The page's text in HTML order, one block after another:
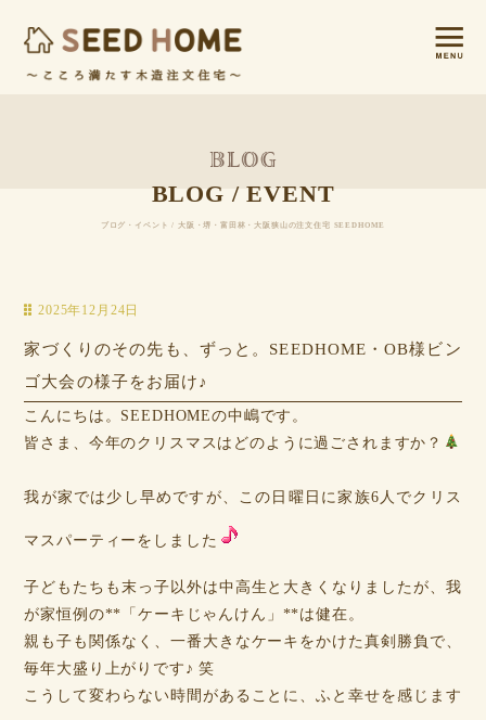
BLOG / EVENT
ブログ・イベント / 大阪・堺・富田林・大阪狭山の注文住宅 SEEDHOME
2025年12月24日
家づくりのその先も、ずっと。SEEDHOME・OB様ビン
ゴ大会の様子をお届け♪
こんにちは。SEEDHOMEの中嶋です。
皆さま、今年のクリスマスはどのように過ごされますか？
我が家では少し早めですが、この日曜日に家族6人でクリス
マスパーティーをしました
子どもたちも末っ子以外は中高生と大きくなりましたが、我
が家恒例の**「ケーキじゃんけん」**は健在。
親も子も関係なく、一番大きなケーキをかけた真剣勝負で、
毎年大盛り上がりです♪ 笑
こうして変わらない時間があることに、ふと幸せを感じます